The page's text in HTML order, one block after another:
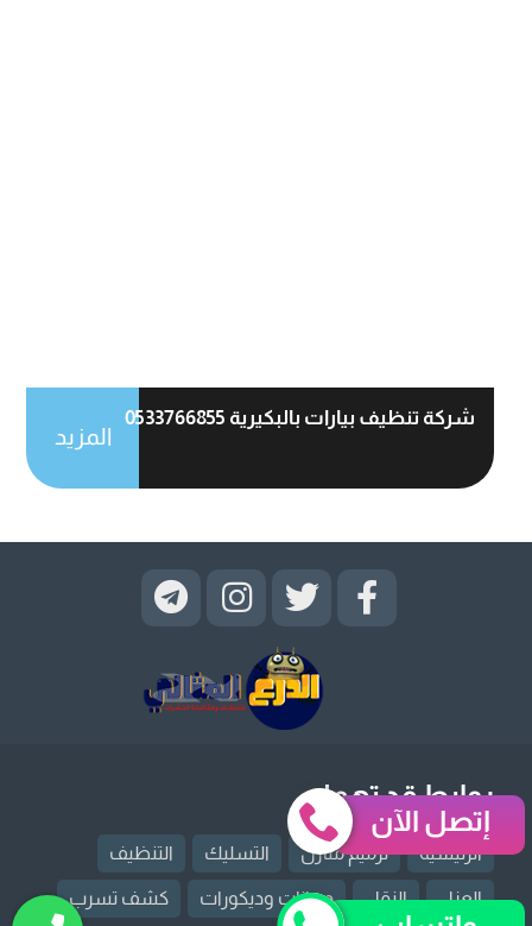
شركة تنظيف بيارات بالبكيرية 0533766855
المزيد
روابط قد تهمك
الرئيسية ترميم منازل التسليك التنظيف
العزل النقل دهانات وديكورات كشف تسرب
إتصل الآن